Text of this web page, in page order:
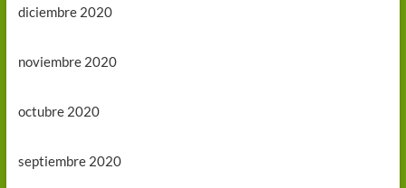
diciembre 2020
noviembre 2020
octubre 2020
septiembre 2020